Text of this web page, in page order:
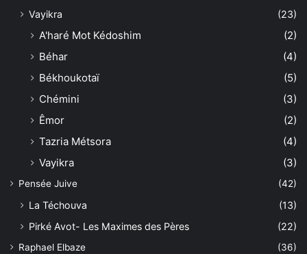
Vayikra (23)
A'haré Mot Kédoshim
(2)
Béhar
(4)
Békhoukotaï
(5)
Chémini
(3)
Êmor
(2)
Tazria Métsora
(4)
Vayikra
(3)
Pensée Juive (42)
La Téchouva
(13)
Pirké Avot- Les Maximes des Pères
(22)
Raphael Elbaze
(36)